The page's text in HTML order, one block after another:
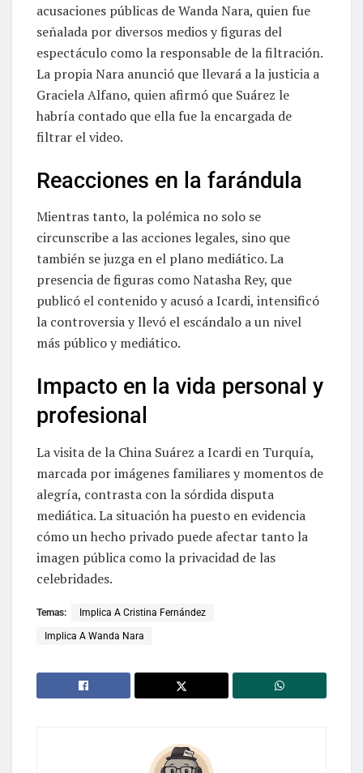
acusaciones públicas de Wanda Nara, quien fue
señalada por diversos medios y figuras del
espectáculo como la responsable de la filtración.
La propia Nara anunció que llevará a la justicia a
Graciela Alfano, quien afirmó que Suárez le
habría contado que ella fue la encargada de
filtrar el video.
Reacciones en la farándula
Mientras tanto, la polémica no solo se
circunscribe a las acciones legales, sino que
también se juzga en el plano mediático. La
presencia de figuras como Natasha Rey, que
publicó el contenido y acusó a Icardi, intensificó
la controversia y llevó el escándalo a un nivel
más público y mediático.
Impacto en la vida personal y
profesional
La visita de la China Suárez a Icardi en Turquía,
marcada por imágenes familiares y momentos de
alegría, contrasta con la sórdida disputa
mediática. La situación ha puesto en evidencia
cómo un hecho privado puede afectar tanto la
imagen pública como la privacidad de las
celebridades.
Temas: Implica A Cristina Fernández
Implica A Wanda Nara